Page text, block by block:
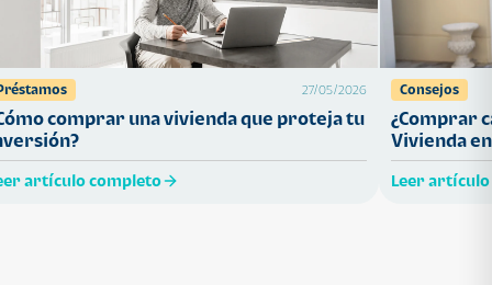
27/05/2026
comprar una vivienda que proteja tu
artículo completo
Consejos
¿Comprar
Vivienda
Leer